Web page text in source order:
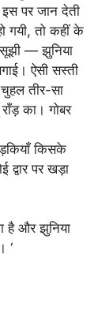
पर जान देती
गयी, तो कहीं के
सूझी — झुनिया
ऐसी सस्ती
तीर-सा
का। गोबर
किसके
द्वार पर खड़ा
है और झुनिया
‘